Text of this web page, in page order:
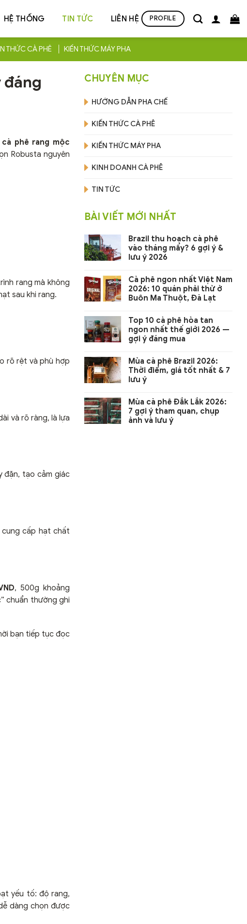
HỆ THỐNG TIN TỨC LIÊN HỆ PROFILE
THỨC CÀ PHÊ KIẾN THỨC MÁY PHA
đáng
cà phê rang mộc
Robusta nguyên
rang mà không
sau khi rang.
rõ rệt và phù hợp
và rõ ràng, là lựa
đặn, tạo cảm giác
cấp hạt chất
, 500g khoảng
chuẩn thường ghi
bạn tiếp tục đọc
yếu tố: độ rang,
dàng chọn được
CHUYÊN MỤC
HƯỚNG DẪN PHA CHẾ
KIẾN THỨC CÀ PHÊ
KIẾN THỨC MÁY PHA
KINH DOANH CÀ PHÊ
TIN TỨC
BÀI VIẾT MỚI NHẤT
Brazil thu hoạch cà phê
vào tháng mấy? 6 gợi ý &
lưu ý 2026
Cà phê ngon nhất Việt Nam
2026: 10 quán phải thử ở
Buôn Ma Thuột, Đà Lạt
Top 10 cà phê hòa tan
ngon nhất thế giới 2026 —
gợi ý đáng mua
Mùa cà phê Brazil 2026:
Thời điểm, giá tốt nhất & 7
lưu ý
Mùa cà phê Đắk Lắk 2026:
7 gợi ý tham quan, chụp
ảnh và lưu ý